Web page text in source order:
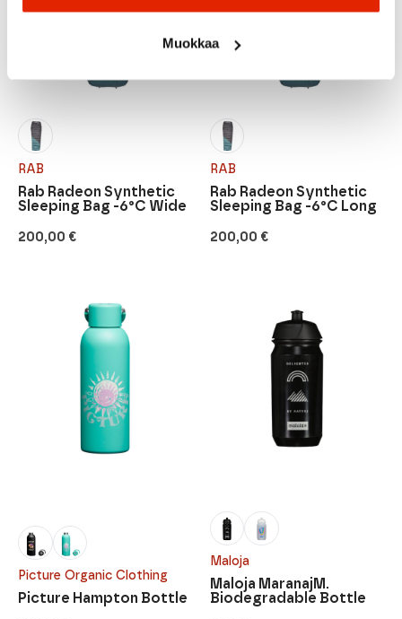
Muokkaa
RAB
200,00 €
Rab Radeon Synthetic
Sleeping Bag -6°C Wide
RAB
200,00 €
Rab Radeon Synthetic
Sleeping Bag -6°C Long
Picture Organic Clothing
Picture Hampton Bottle
Maloja
Maloja MaranajM.
Biodegradable Bottle